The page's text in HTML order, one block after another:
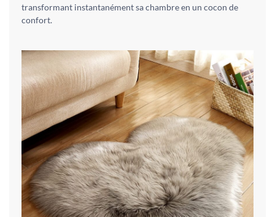
transformant instantanément sa chambre en un cocon de
confort.